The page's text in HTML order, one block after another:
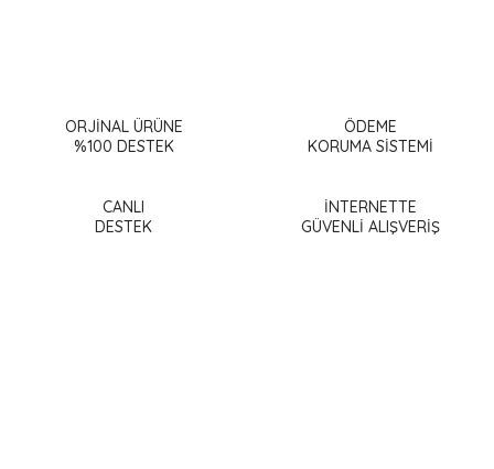
Görüş ve önerileriniz için teşekkür ederiz.
Ürün açıklamasında eksik bilgiler bulunuyor.
Ürün bilgilerinde hatalar bulunuyor.
ORJİNAL ÜRÜNE
%100 DESTEK
ÖDEME
KORUMA SİSTEMİ
CANLI
DESTEK
İNTERNETTE
GÜVENLİ ALIŞVERİŞ